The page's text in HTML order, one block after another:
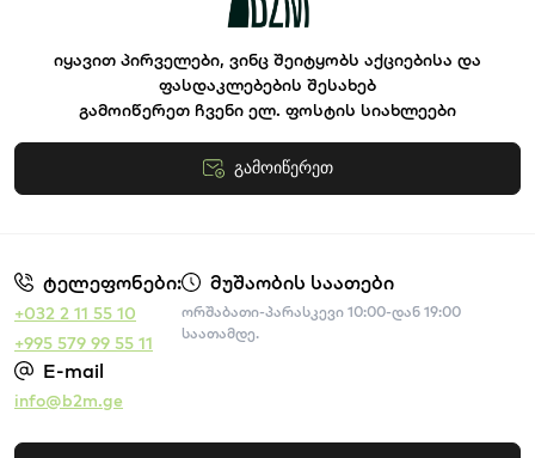
იყავით პირველები, ვინც შეიტყობს აქციებისა და
ფასდაკლებების შესახებ
გამოიწერეთ ჩვენი ელ. ფოსტის სიახლეები
გამოიწერეთ
წესები და პირობები
ტელეფონები:
+032 2 11 55 10
+995 579 99 55 11
მუშაობის საათები
ორშაბათი-პარასკევი 10:00-დან 19:00
საათამდე.
E-mail
info@b2m.ge